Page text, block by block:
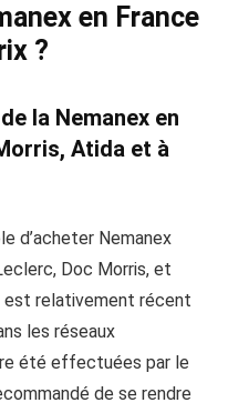
en France
?
la Nemanex en
Atida et à
d’acheter Nemanex
Doc Morris, et
est relativement récent
les réseaux
été effectuées par le
de se rendre